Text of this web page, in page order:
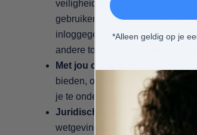
veiligheid te beschermen en om
gebruiken en een account te
inloggegevens van je account.
andere toegangsgegevens met
Met jou communiceren.
We
bieden, om je te woord te staan,
je te onderhouden.
Juridische redenen.We
wetgeving of om te reageren op
*Alleen geldig op je